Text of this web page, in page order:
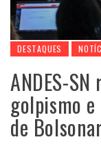
DESTAQUES
ANDES-
golpismo
de